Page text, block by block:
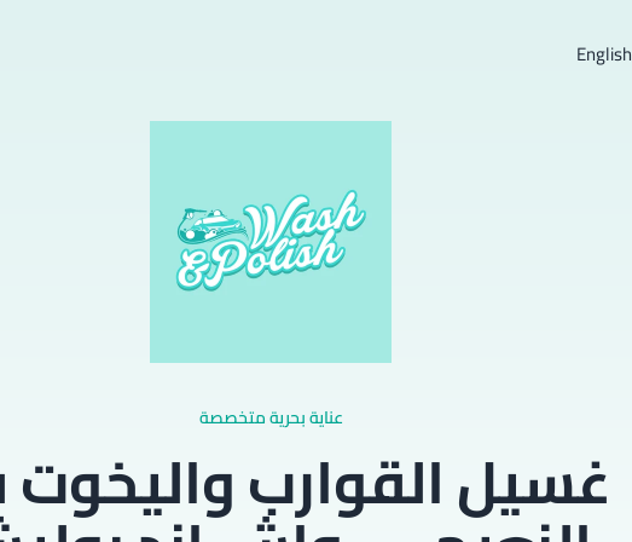
English
عناية بحرية متخصصة
غسيل القوارب